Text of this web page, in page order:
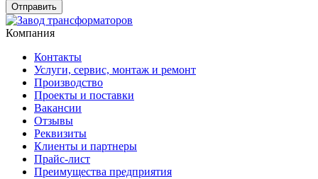
Компания
Контакты
Услуги, сервис, монтаж и ремонт
Производство
Проекты и поставки
Вакансии
Отзывы
Реквизиты
Клиенты и партнеры
Прайс-лист
Преимущества предприятия